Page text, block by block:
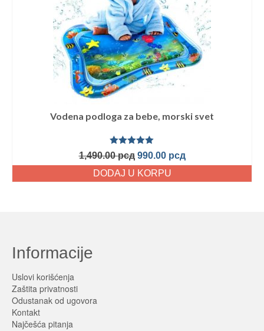
Vodena podloga za bebe, morski svet
Ocenjeno
sa5.00od
5
1,490.00рсд 990.00 рсд
DODAJ U KORPU
Informacije
Uslovi korišćenja
Zaštita privatnosti
Odustanak od ugovora
Kontakt
Najčešća pitanja